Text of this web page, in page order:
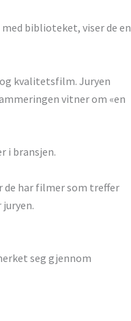
biblioteket, viser de en
kvalitetsfilm. Juryen
vitner om «en
i bransjen.
har filmer som treffer
seg gjennom